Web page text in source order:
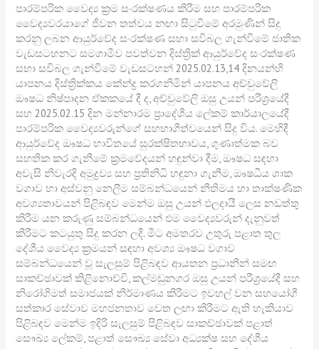
පාරම්පරික වෛද්‍ය ක්‍රම සංරක්ෂණය කිරීම සහ පාරම්පරික
වෛද්‍යවරයාගේ ජීවන තත්වය නඟා සිටුවීමේ අරමුණින් සිදු
කරනු ලබන ආයුර්වේද සංරක්ෂණ සභා සවිබල ගැන්වීමේ ජාතික
වැඩසටහනට සමගාමීව පවත්වන දිස්ත්‍රික් ආයුර්වේද සංරක්ෂණ
සභා සවිබල ගැන්වීමේ වැඩසටහන් 2025.02.13,14 දිනයන්හි
යාපනය දිස්ත්‍රික්කය කේන්ද්‍ර කරගනිමින් යාපනය අච්චුවේලි
ඖෂධ නිෂ්පාදන ඒකකයේ දී ද, අච්චුවේලි ඔසු උයන් පරීශ්‍රයේදී
සහ 2025.02.15 දින මන්නාරම ප්‍රාදේශීය ලේකම් කාර්යාලයේදී
පාරම්පරික වෛද්‍යවරුන්ගේ සහභාගීත්වයෙන් සිදු විය. මෙහිදී
ආයුර්වේද ඖෂධ භාවිතයේ සුරක්ෂිතභාවය, ගුණාත්මක බව
සහතික කර ගැනීමේ ක්‍රමවේදයන් හඳුන්වා දීම, ඖෂධ සඳහා
අවැසි නිවැරදි අමුද්‍රව්‍ය සහ ප්‍රතිනිධි හඳුනා ගැනීම, ඖෂධීය ශාක
වගාව හා අස්වනු නෙලීම සම්බන්ධයෙන් නීතිමය හා තාක්ෂණික
අවශ්‍යතාවයන් පිළිබඳව මෙන්ම ඔසු උයන් ඵලදායී ලෙස නඩත්තු
කිරීම යන කරුණු සම්බන්ධයෙන් එම වෛද්‍යවරුන් දැනුවත්
කිරීමට කටයුතු සිදු කරන ලදී. මීට අමතරව උතුරු පළාත තුල
දේශීය වෛද්‍ය ක්‍රමයන් සඳහා අවශ්‍ය ඖෂධ වගාව
සම්බන්ධයෙන් වූ සැලසුම් පිළිබඳව ආයතන ප්‍රධානීන් සමඟ
සාකච්ඡාවක් කිළිනොච්චි, කල්මඩුනගර ඔසු උයන් පරීශ්‍රයේදී සහ
නිරෝගිමත් සමාජයක් නිර්මාණය කිරීමට ඉවහල් වන සහයෝගී
සත්කාර සේවාව මහජනතාව වෙත ලඟා කිරීමට ඇති හැකියාව
පිළිබඳව මෙන්ම ඉදිරි සැලසුම් පිළිබඳව සාකච්ඡාවක් පළාත්
සෞඛ්‍ය ලේකම්, පළාත් සෞඛ්‍ය සේවා අධ්‍යක්ෂ සහ දේශීය